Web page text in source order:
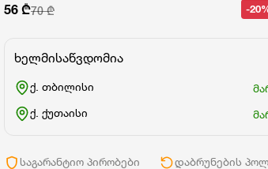
56 ₾70 ₾ -
ხელმისაწვდომია
ქ. თბილისი
ქ. ქუთაისი
საგარანტიო პირობები დაბრუნების